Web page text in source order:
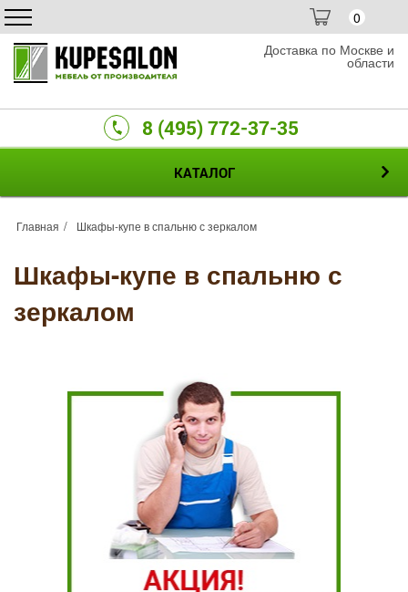
0
Доставка по Москве и
области
8 (495) 772-37-35
КАТАЛОГ
Главная Шкафы-купе в спальню с зеркалом
Шкафы-купе в спальню с
зеркалом